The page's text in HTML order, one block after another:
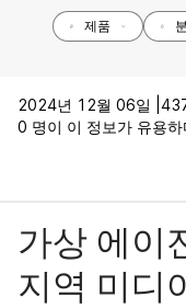
제품
2024년 12월 06일 |
0 명이 이 정보가 유용
가상 에이
지역 미디